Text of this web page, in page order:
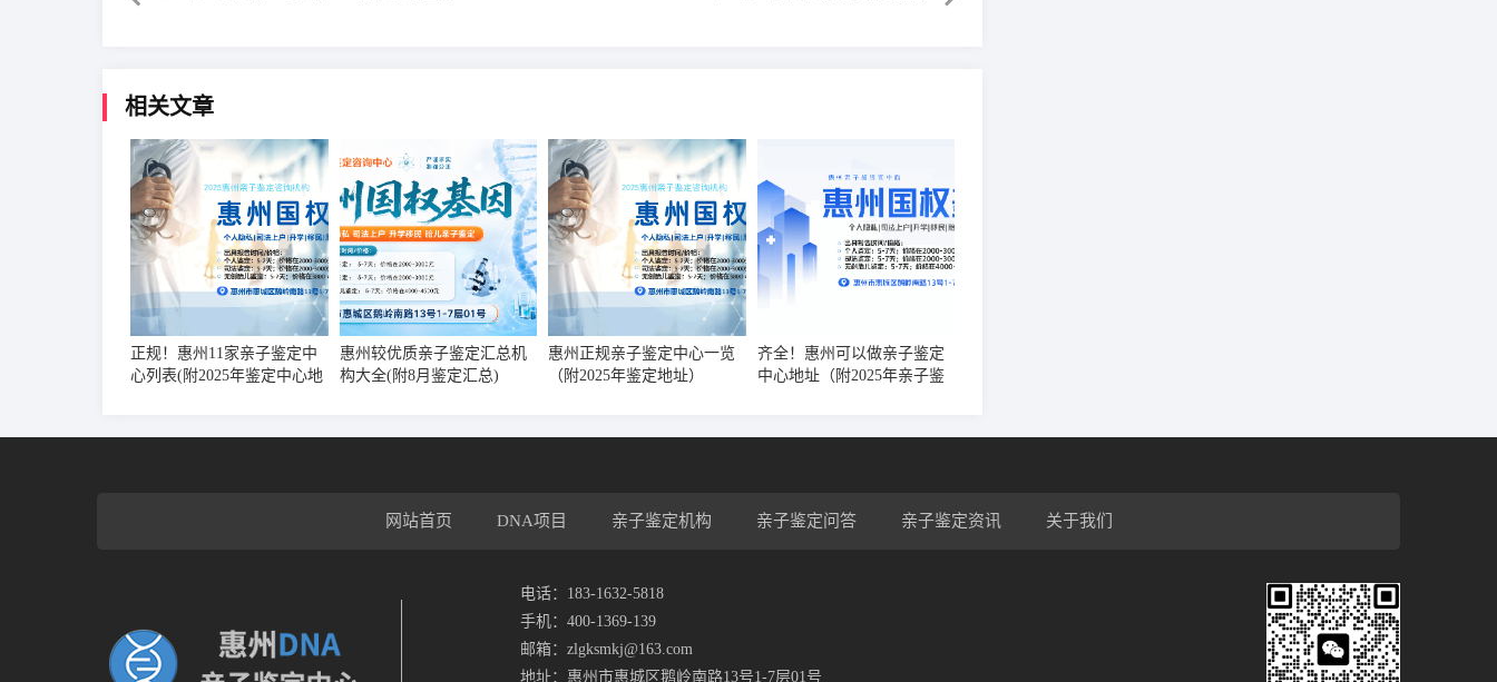
相关文章
正规！惠州11家亲子鉴定中
心列表(附2025年鉴定中心地
惠州较优质亲子鉴定汇总机
构大全(附8月鉴定汇总)
惠州正规亲子鉴定中心一览
（附2025年鉴定地址）
齐全！惠州可以做亲子鉴定
中心地址（附2025年亲子鉴
网站首页 DNA项目 亲子鉴定机构 亲子鉴定问答 亲子鉴定资讯 关于我们
电话：183-1632-5818
手机：400-1369-139
邮箱：zlgksmkj@163.com
地址：惠州市惠城区鹅岭南路13号1-7层01号